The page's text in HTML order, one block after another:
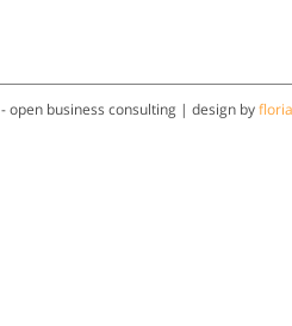
- open business consulting | design by